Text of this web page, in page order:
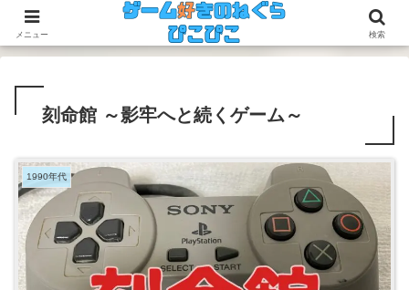
今のゲームも昔のゲームも面白い！
刻命館 ～影牢へと続くゲーム～
1990年代
メニュー 検索